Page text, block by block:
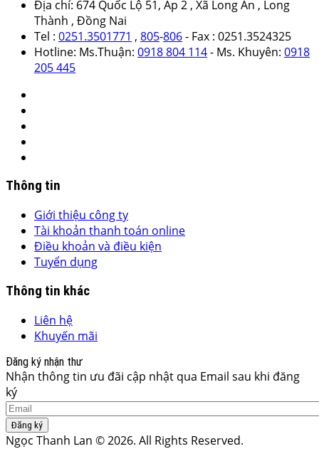
Địa chỉ: 674 Quốc Lộ 51, Ấp 2 , Xã Long An , Long
Thành , Đồng Nai
Tel : 0251.3501771 , 805-806- Fax : 0251.3524325
Hotline: Ms.Thuận: 0918 804 114- Ms. Khuyên: 0918
205 445
Thông tin
Giới thiệu công ty
Tài khoản thanh toán online
Điều khoản và điều kiện
Tuyển dụng
Thông tin khác
Liên hệ
Khuyến mãi
Đăng ký nhận thư
Nhận thông tin ưu đãi cập nhật qua Email sau khi đăng
ký
Đăng ký
Ngọc Thanh Lan © 2026. All Rights Reserved.